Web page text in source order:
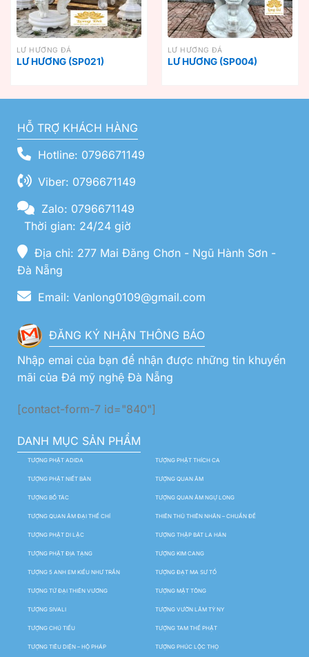
LƯ HƯƠNG ĐÁ
LƯ HƯƠNG (SP021)
LƯ HƯƠNG ĐÁ
LƯ HƯƠNG (SP004)
HỖ TRỢ KHÁCH HÀNG
Hotline: 0796671149
Viber: 0796671149
Zalo: 0796671149
Thời gian: 24/24 giờ
Địa chỉ: 277 Mai Đăng Chơn - Ngũ Hành Sơn -
Đà Nẵng
Email: Vanlong0109@gmail.com
ĐĂNG KÝ NHẬN THÔNG BÁO
Nhập emai của bạn để nhận được những tin khuyến
mãi của Đá mỹ nghệ Đà Nẵng
[contact-form-7 id="840"]
DANH MỤC SẢN PHẨM
TƯỢNG PHẬT ADIDA TƯỢNG PHẬT THÍCH CA
TƯỢNG PHẬT NIẾT BÀN TƯỢNG QUAN ÂM
TƯỢNG BỒ TÁC TƯỢNG QUAN ÂM NGỰ LONG
TƯỢNG QUAN ÂM ĐẠI THẾ CHÍ THIÊN THỦ THIÊN NHÃN – CHUẨN ĐỀ
TƯỢNG PHẬT DI LẶC TƯỢNG THẬP BÁT LA HÁN
TƯỢNG PHẬT ĐỊA TẠNG TƯỢNG KIM CANG
TƯỢNG 5 ANH EM KIỀU NHƯ TRẦN TƯỢNG ĐẠT MA SƯ TỔ
TƯỢNG TỨ ĐẠI THIÊN VƯƠNG TƯỢNG MẬT TÔNG
TƯỢNG SIVALI TƯỢNG VƯỜN LÂM TỲ NY
TƯỢNG CHÚ TIỂU TƯỢNG TAM THẾ PHẬT
TƯỢNG TIÊU DIỆN – HỘ PHÁP TƯỢNG PHÚC LỘC THỌ